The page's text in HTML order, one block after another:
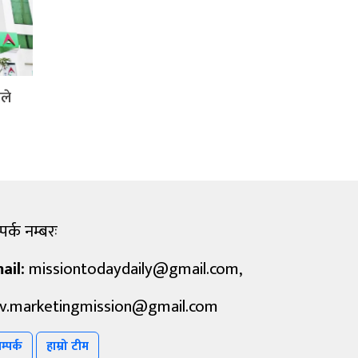
नम्बरः
missiontodaydaily@gmail.com,
हाम्रो टीम